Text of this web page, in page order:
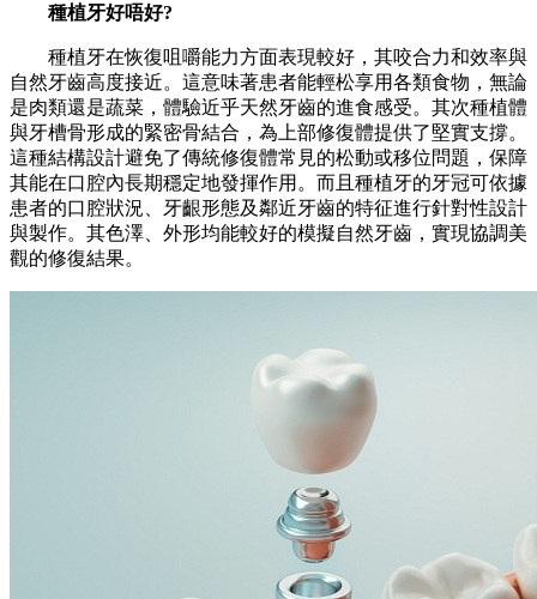
種植牙好唔好?
種植牙在恢復咀嚼能力方面表現較好，其咬合力和效率與
自然牙齒高度接近。這意味著患者能輕松享用各類食物，無論
是肉類還是蔬菜，體驗近乎天然牙齒的進食感受。其次種植體
與牙槽骨形成的緊密骨結合，為上部修復體提供了堅實支撐。
這種結構設計避免了傳統修復體常見的松動或移位問題，保障
其能在口腔內長期穩定地發揮作用。而且種植牙的牙冠可依據
患者的口腔狀況、牙齦形態及鄰近牙齒的特征進行針對性設計
與製作。其色澤、外形均能較好的模擬自然牙齒，實現協調美
觀的修復結果。